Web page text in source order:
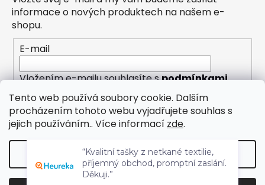
Tento web používá soubory cookie. Dalším
procházením tohoto webu vyjadřujete souhlas s
jejich používáním.. Více informací zde.
Nastavení
informace o nových produktech na našem e-
shopu.
E-mail
Vložením e-mailu souhlasíte spodmínkami
ochrany osobních údajů
PŘIHLÁSIT SE
Vytvořil Shoptet
“Kvalitní tašky z netkané textilie,
příjemný obchod, promptní zaslání.
Děkuji.”